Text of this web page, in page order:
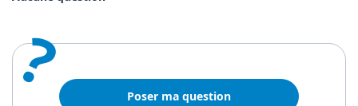
? Poser ma question